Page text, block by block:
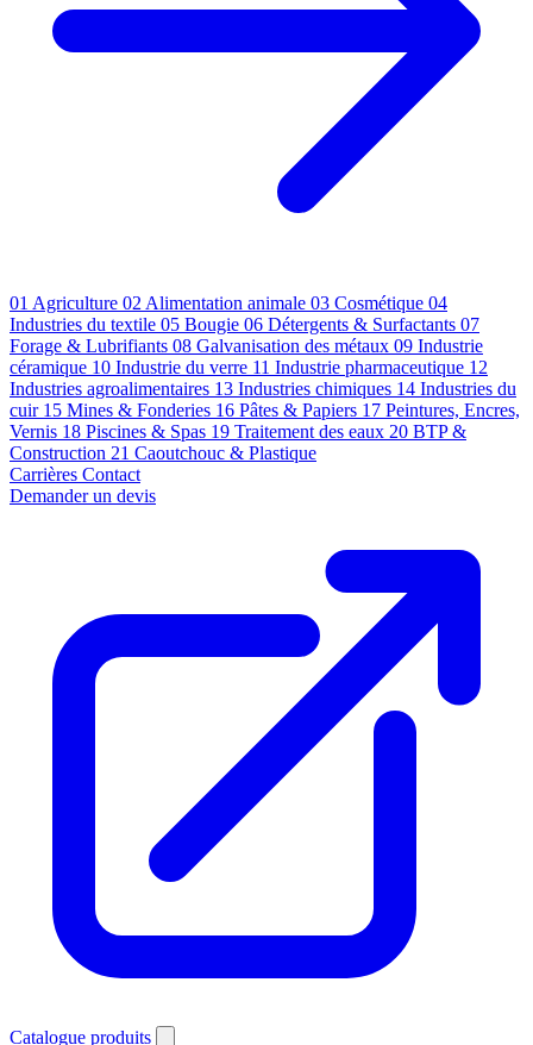
01 Agriculture 02 Alimentation animale 03 Cosmétique 04
Industries du textile 05 Bougie 06 Détergents & Surfactants 07
Forage & Lubrifiants 08 Galvanisation des métaux 09 Industrie
céramique 10 Industrie du verre 11 Industrie pharmaceutique 12
Industries agroalimentaires 13 Industries chimiques 14 Industries du
cuir 15 Mines & Fonderies 16 Pâtes & Papiers 17 Peintures, Encres,
Vernis 18 Piscines & Spas 19 Traitement des eaux 20 BTP &
Construction 21 Caoutchouc & Plastique
Carrières Contact
Demander un devis
Catalogue produits